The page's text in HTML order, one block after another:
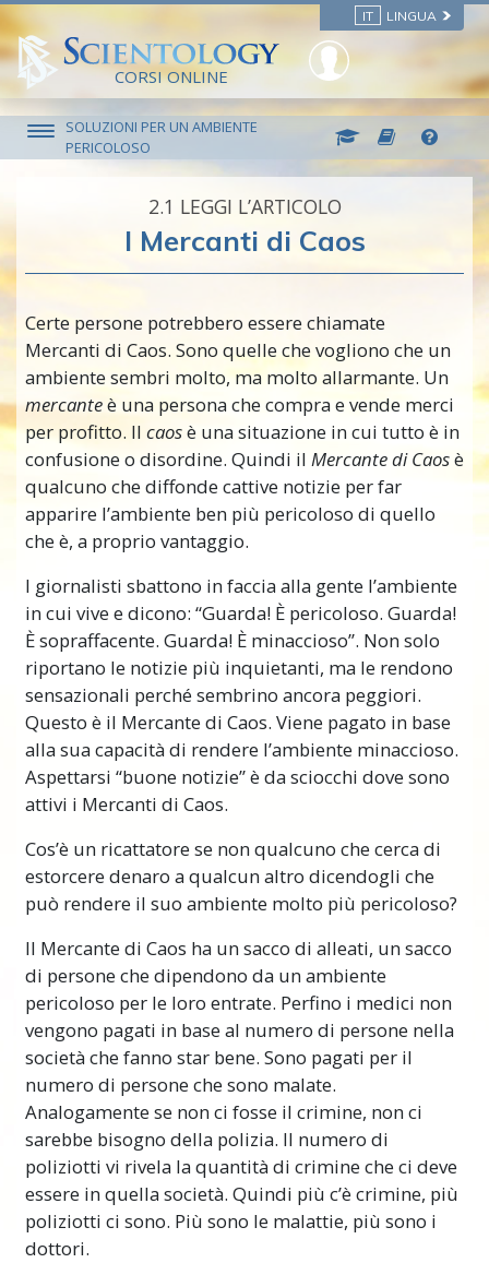
IT LINGUA
CORSI ONLINE
SOLUZIONI PER UN AMBIENTE
PERICOLOSO
2.‎1 LEGGI L’ARTICOLO
I Mercanti di Caos
Certe persone potrebbero essere chiamate
Mercanti di Caos. Sono quelle che vogliono che un
ambiente sembri molto, ma molto allarmante. Un
mercanteè una persona che compra e vende merci
per profitto. Il caosè una situazione in cui tutto è in
confusione o disordine. Quindi il Mercante di Caosè
qualcuno che diffonde cattive notizie per far
apparire l’ambiente ben più pericoloso di quello
che è, a proprio vantaggio.
I giornalisti sbattono in faccia alla gente l’ambiente
in cui vive e dicono: “Guarda! È pericoloso. Guarda!
È sopraffacente. Guarda! È minaccioso”. Non solo
riportano le notizie più inquietanti, ma le rendono
sensazionali perché sembrino ancora peggiori.
Questo è il Mercante di Caos. Viene pagato in base
alla sua capacità di rendere l’ambiente minaccioso.
Aspettarsi “buone notizie” è da sciocchi dove sono
attivi i Mercanti di Caos.
Cos’è un ricattatore se non qualcuno che cerca di
estorcere denaro a qualcun altro dicendogli che
può rendere il suo ambiente molto più pericoloso?
Il Mercante di Caos ha un sacco di alleati, un sacco
di persone che dipendono da un ambiente
pericoloso per le loro entrate. Perfino i medici non
vengono pagati in base al numero di persone nella
società che fanno star bene. Sono pagati per il
numero di persone che sono malate.
Analogamente se non ci fosse il crimine, non ci
sarebbe bisogno della polizia. Il numero di
poliziotti vi rivela la quantità di crimine che ci deve
essere in quella società. Quindi più c’è crimine, più
poliziotti ci sono. Più sono le malattie, più sono i
dottori.